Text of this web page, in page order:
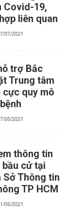
Covid-19,
liên quan
07/2021
trợ Bắc
Trung tâm
quy mô
05/2021
thông tin
cử tại
Thông tin
TP HCM
05/2021